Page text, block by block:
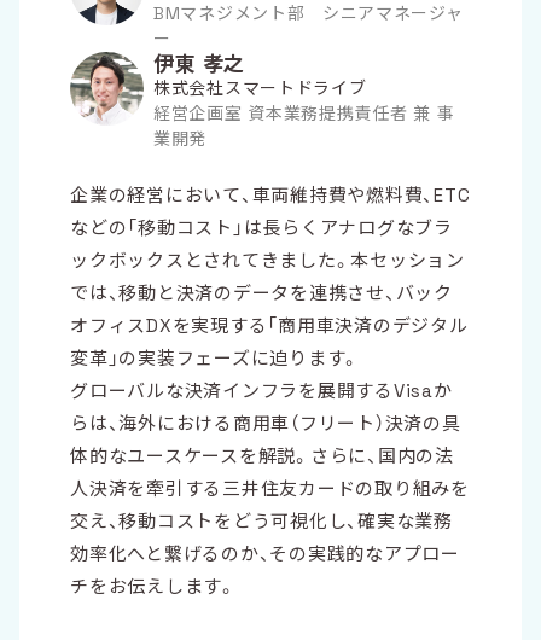
BMマネジメント部 シニアマネージャ
ー
伊東 孝之
株式会社スマートドライブ
経営企画室 資本業務提携責任者 兼 事
業開発
企業の経営において、車両維持費や燃料費、ETC
などの「移動コスト」は長らくアナログなブラ
ックボックスとされてきました。本セッション
では、移動と決済のデータを連携させ、バック
オフィスDXを実現する「商用車決済のデジタル
変革」の実装フェーズに迫ります。
グローバルな決済インフラを展開するVisaか
らは、海外における商用車（フリート）決済の具
体的なユースケースを解説。さらに、国内の法
人決済を牽引する三井住友カードの取り組みを
交え、移動コストをどう可視化し、確実な業務
効率化へと繋げるのか、その実践的なアプロー
チをお伝えします。